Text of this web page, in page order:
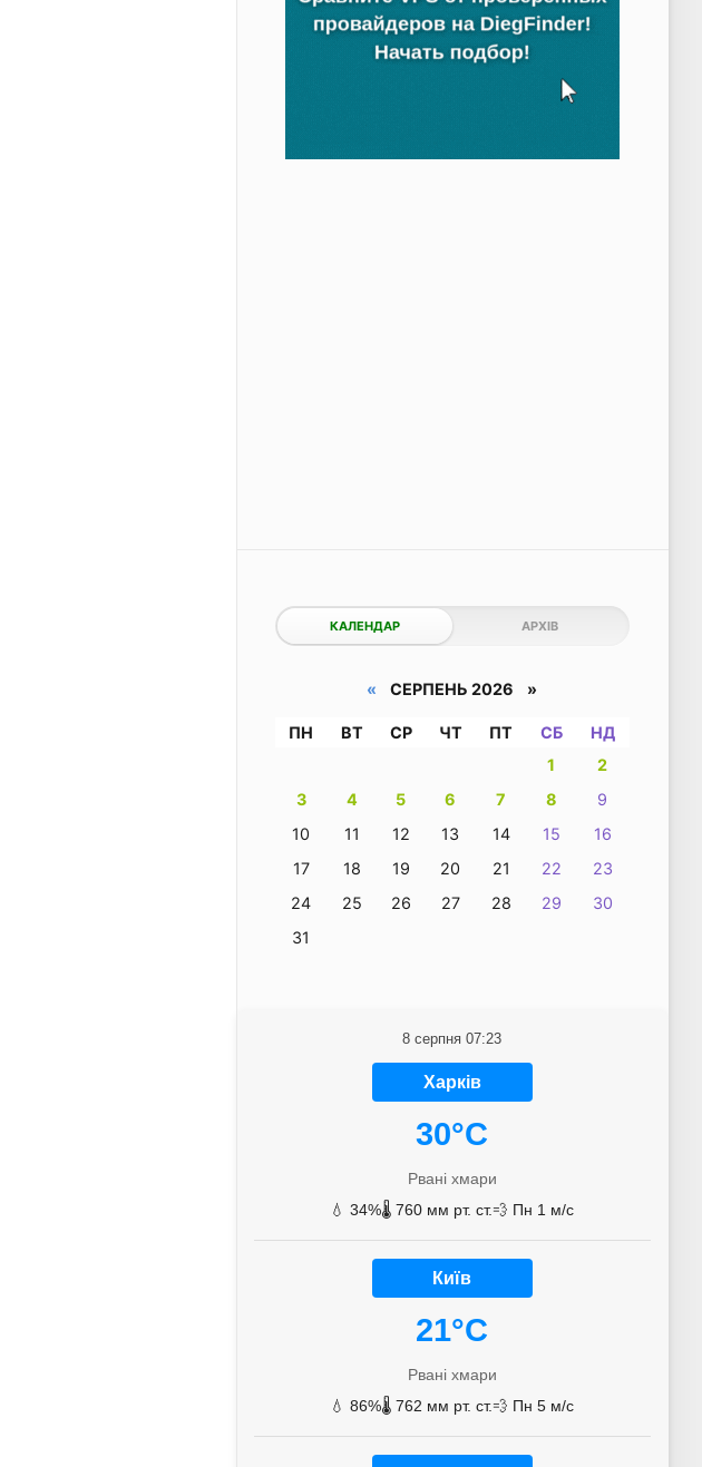
КАЛЕНДАР АРХІВ
« СЕРПЕНЬ 2026 »
ПН ВТ СР ЧТ ПТ СБ
НД
1
2
3
4 5 6 7 8
9
10
11 12 13 14 15
16
17
18 19 20 21 22
23
24
25 26 27 28 29
30
31
8 серпня 07:23
Харків
30°C
Рвані хмари
💧 34%🌡️ 760 мм рт. ст.💨 Пн 1 м/с
Київ
21°C
Рвані хмари
💧 86%🌡️ 762 мм рт. ст.💨 Пн 5 м/с